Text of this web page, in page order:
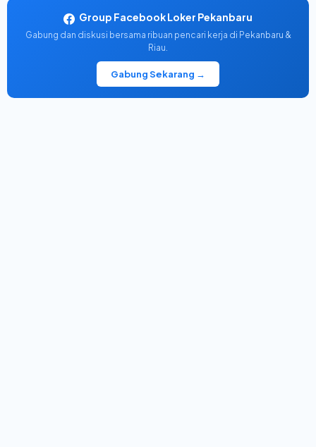
Group Facebook Loker Pekanbaru
Gabung dan diskusi bersama ribuan pencari kerja di Pekanbaru &
Riau.
Gabung Sekarang →